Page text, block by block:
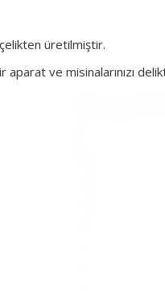
üretilmiştir.
ve misinalarınızı